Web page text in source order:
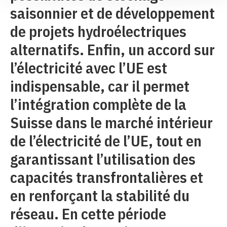
saisonnier et de développement
de projets hydroélectriques
alternatifs. Enfin, un accord sur
l’électricité avec l’UE est
indispensable, car il permet
l’intégration complète de la
Suisse dans le marché intérieur
de l’électricité de l’UE, tout en
garantissant l’utilisation des
capacités transfrontalières et
en renforçant la stabilité du
réseau. En cette période